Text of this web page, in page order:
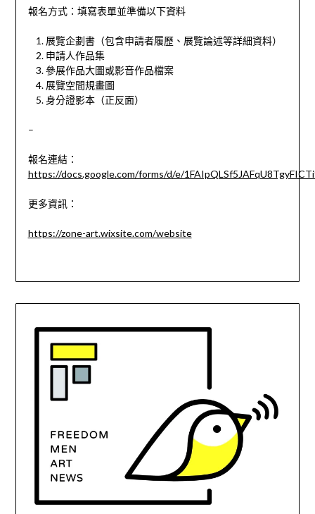
報名方式：填寫表單並準備以下資料
展覽企劃書（包含申請者履歷、展覽論述等詳細資料）
申請人作品集
參展作品大圖或影音作品檔案
展覽空間規畫圖
身分證影本（正反面）
–
報名連結：
https://docs.google.com/forms/d/e/
更多資訊：
https://zone-art.wixsite.com/website